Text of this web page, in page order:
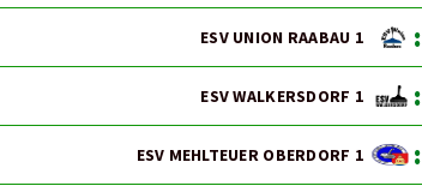
ESV UNION RAABAU 1 :
ESV WALKERSDORF 1 :
ESV MEHLTEUER OBERDORF 1 :